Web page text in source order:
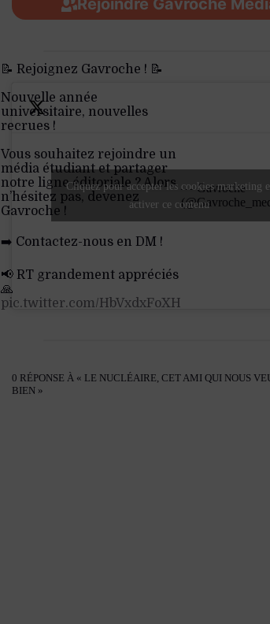
📝 Rejoignez Gavroche ! 📝
Nouvelle année
universitaire, nouvelles
recrues !
Vous souhaitez rejoindre un
média étudiant et partager
notre ligne éditoriale ? Alors
n’hésitez pas, devenez
Gavroche !
➡️ Contactez-nous en DM !
📢 RT grandement appréciés
🙏
pic.twitter.com/HbVxdxFoXH
— Gavroche
Cliquez pour accepter les cookies marketing
activer ce contenu
0 RÉPONSE À « LE NUCLÉAIRE, CET AMI QUI NOUS
BIEN »